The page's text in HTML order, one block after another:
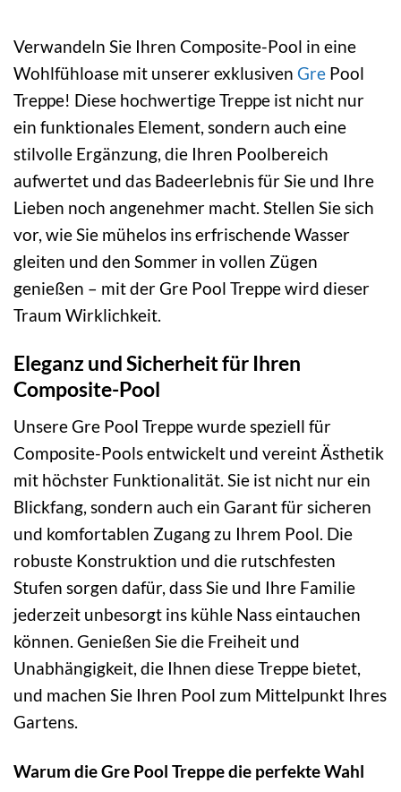
Verwandeln Sie Ihren Composite-Pool in eine
Wohlfühloase mit unserer exklusiven Gre Pool
Treppe! Diese hochwertige Treppe ist nicht nur
ein funktionales Element, sondern auch eine
stilvolle Ergänzung, die Ihren Poolbereich
aufwertet und das Badeerlebnis für Sie und Ihre
Lieben noch angenehmer macht. Stellen Sie sich
vor, wie Sie mühelos ins erfrischende Wasser
gleiten und den Sommer in vollen Zügen
genießen – mit der Gre Pool Treppe wird dieser
Traum Wirklichkeit.
Eleganz und Sicherheit für Ihren
Composite-Pool
Unsere Gre Pool Treppe wurde speziell für
Composite-Pools entwickelt und vereint Ästhetik
mit höchster Funktionalität. Sie ist nicht nur ein
Blickfang, sondern auch ein Garant für sicheren
und komfortablen Zugang zu Ihrem Pool. Die
robuste Konstruktion und die rutschfesten
Stufen sorgen dafür, dass Sie und Ihre Familie
jederzeit unbesorgt ins kühle Nass eintauchen
können. Genießen Sie die Freiheit und
Unabhängigkeit, die Ihnen diese Treppe bietet,
und machen Sie Ihren Pool zum Mittelpunkt Ihres
Gartens.
Warum die Gre Pool Treppe die perfekte Wahl